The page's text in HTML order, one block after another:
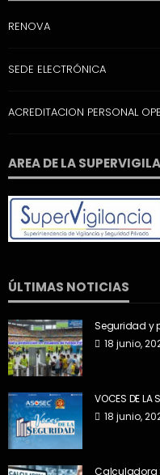
RENOVA
SEDE ELECTRÓNICA
ACREDITACION PERSONAL
AREA DE LA
ÚLTIMAS NOTICIAS
Seguridad y
18 junio,
VOCES DE LA
18 junio,
Calculadora